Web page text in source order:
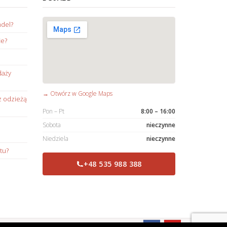
odzieżą
→ Otwórz w Google Maps
Pon – Pt
8:00 – 16:00
Sobota
nieczynne
Niedziela
nieczynne
+48 535 988 388